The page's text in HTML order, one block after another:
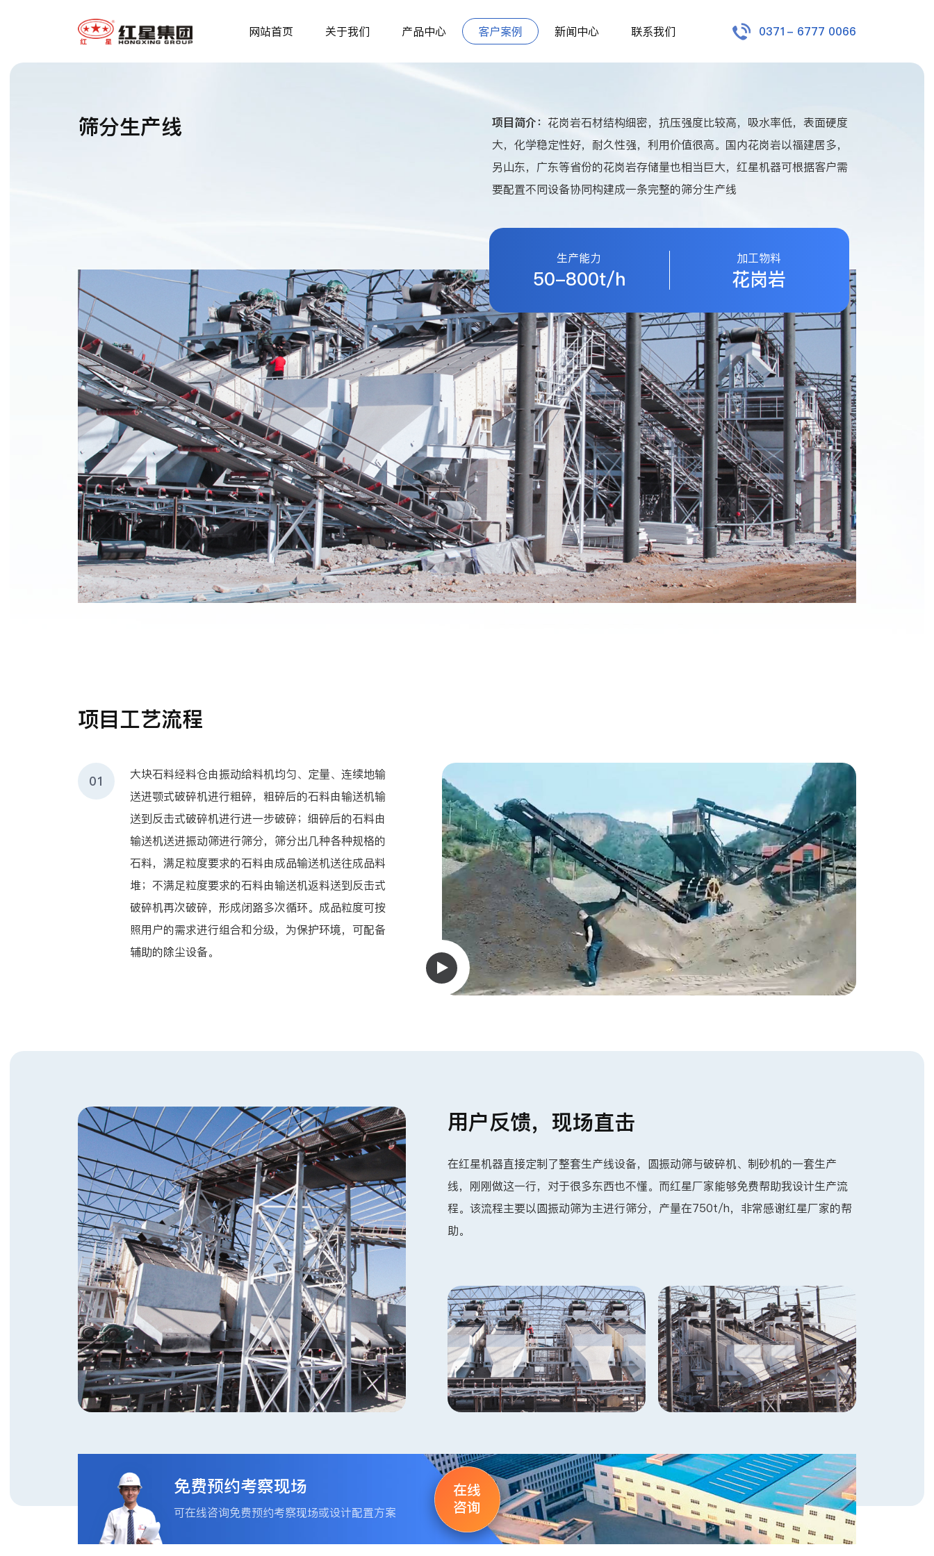
网站首页 关于我们 产品中心 客户案例 新闻中心 联系我们 0371- 6777 0066
筛分生产线 项目简介： 花岗岩石材结构细密，抗压强度比较高，吸水率低，表面硬度
大，化学稳定性好，耐久性强，利用价值很高。国内花岗岩以福建居多，
另山东，广东等省份的花岗岩存储量也相当巨大，红星机器可根据客户需
要配置不同设备协同构建成一条完整的筛分生产线
生产能力
50-800t/h
加工物料
花岗岩
项目工艺流程
01
大块石料经料仓由振动给料机均匀、定量、连续地输
送进颚式破碎机进行粗碎，粗碎后的石料由输送机输
送到反击式破碎机进行进一步破碎；细碎后的石料由
输送机送进振动筛进行筛分，筛分出几种各种规格的
石料，满足粒度要求的石料由成品输送机送往成品料
堆；不满足粒度要求的石料由输送机返料送到反击式
破碎机再次破碎，形成闭路多次循环。成品粒度可按
照用户的需求进行组合和分级，为保护环境，可配备
辅助的除尘设备。
用户反馈，现场直击
在红星机器直接定制了整套生产线设备，圆振动筛与破碎机、制砂机的一套生产
线，刚刚做这一行，对于很多东西也不懂。而红星厂家能够免费帮助我设计生产流
程。该流程主要以圆振动筛为主进行筛分，产量在750t/h，非常感谢红星厂家的帮
助。
免费预约考察现场
可在线咨询免费预约考察现场或设计配置方案
在线
咨询